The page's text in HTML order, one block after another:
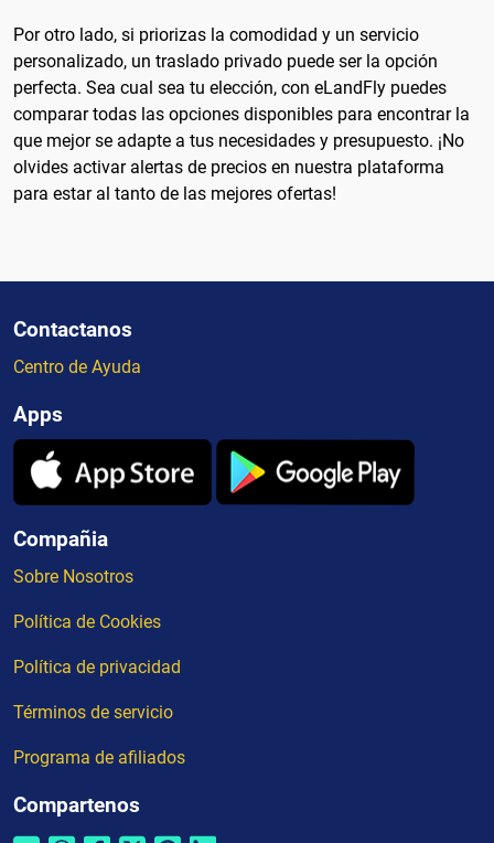
Por otro lado, si priorizas la comodidad y un servicio
personalizado, un traslado privado puede ser la opción
perfecta. Sea cual sea tu elección, con eLandFly puedes
comparar todas las opciones disponibles para encontrar la
que mejor se adapte a tus necesidades y presupuesto. ¡No
olvides activar alertas de precios en nuestra plataforma
para estar al tanto de las mejores ofertas!
Contactanos
Centro de Ayuda
Apps
Compañia
Sobre Nosotros
Política de Cookies
Política de privacidad
Términos de servicio
Programa de afiliados
Compartenos